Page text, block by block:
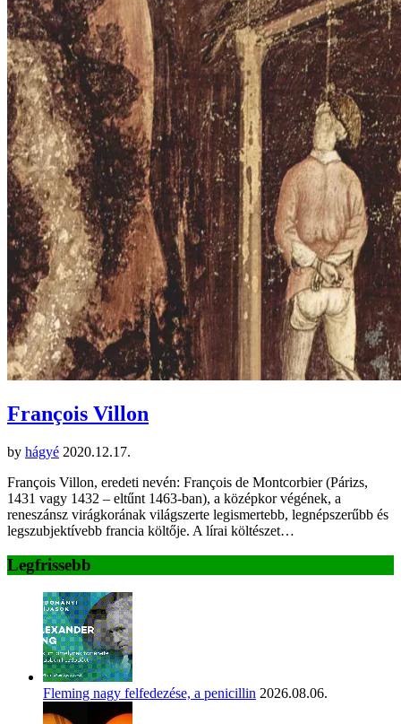
François Villon
by hágyé 2020.12.17.
François Villon, eredeti nevén: François de Montcorbier (Párizs,
1431 vagy 1432 – eltűnt 1463-ban), a középkor végének, a
reneszánsz virágkorának világszerte legismertebb, legnépszerűbb és
legszubjektívebb francia költője. A lírai költészet…
Legfrissebb
Fleming nagy felfedezése, a penicillin 2026.08.06.